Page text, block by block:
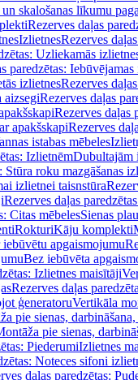
skalošanas līkumu
Rezerves daļas
IzlietnesRezerves
Uzliekamās
paredzētas:
izlietnesRezerves
aizsegiRezerves daļas
Rezerves daļas
apakšskapiRezerves
istabas mēbeles
IzlietnēmDubultajām
Stūra roku mazgāšanas
izlietnei taisnstūra
Rezerves daļas
Citas mēbelesSienas
RokturiKāju komplekti
apgaismojumu
Bez iebūvēta
Izlietnes maisītāji
Rezerves daļas
ģeneratoruVertikāla
pie sienas,
pie sienas,
PiederumiIzlietnes
Noteces sifoni
daļas paredzētas: